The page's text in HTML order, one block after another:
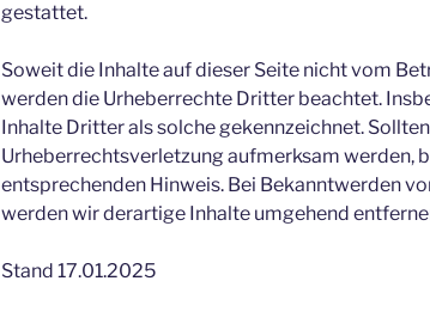
gestattet.
Soweit die Inhalte auf dieser Seite nicht vom
werden die Urheberrechte Dritter beachtet.
Inhalte Dritter als solche gekennzeichnet.
Urheberrechtsverletzung aufmerksam werden,
entsprechenden Hinweis. Bei Bekanntwerden
werden wir derartige Inhalte umgehend
Stand 17.01.2025